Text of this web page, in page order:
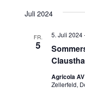
wählen.
Juli 2024
FR.
5
5. Juli 2024
Agricola
Zellerfeld,